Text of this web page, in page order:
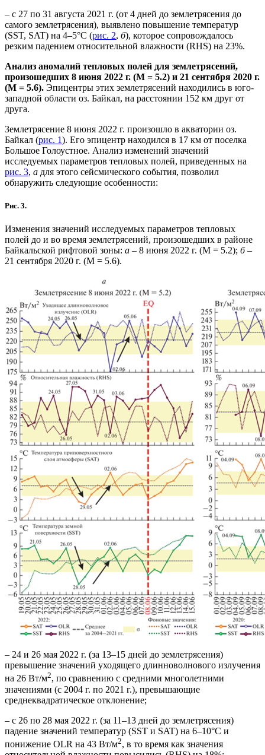
– с 27 по 31 августа 2021 г. (от 4 дней до землетрясения до
самого землетрясения), выявлено повышение температур
(SST, SAT) на 4–5°C (рис. 2, б), которое сопровождалось
резким падением относительной влажности (RHS) на 23%.
Анализ аномалий тепловых полей для землетрясений,
произошедших 8 июня 2022 г. (М = 5.2) и 21 сентября 2020 г.
(М = 5.6). Эпицентры этих землетрясений находились в юго-
западной области оз. Байкал, на расстоянии 152 км друг от
друга.
Землетрясение 8 июня 2022 г. произошло в акватории оз.
Байкал (рис. 1). Его эпицентр находился в 17 км от поселка
Большое Голоустное. Анализ изменений значений
исследуемых параметров тепловых полей, приведенных на
рис. 3, а для этого сейсмического события, позволил
обнаружить следующие особенности:
Рис. 3.
Изменения значений исследуемых параметров тепловых
полей до и во время землетрясений, произошедших в районе
Байкальской рифтовой зоны: а – 8 июня 2022 г. (М = 5.2); б–
21 сентября 2020 г. (М = 5.6).
– 24 и 26 мая 2022 г. (за 13–15 дней до землетрясения)
превышение значений уходящего длинноволнового излучения
на 26 Вт/м2, по сравнению с средними многолетними
значениями (с 2004 г. по 2021 г.), превышающие
среднеквадратическоe отклонениe;
– с 26 по 28 мая 2022 г. (за 11–13 дней до землетрясения)
падение значений температур (SST и SAT) на 6–10°C и
понижение OLR на 43 Вт/м2, в то время как значения